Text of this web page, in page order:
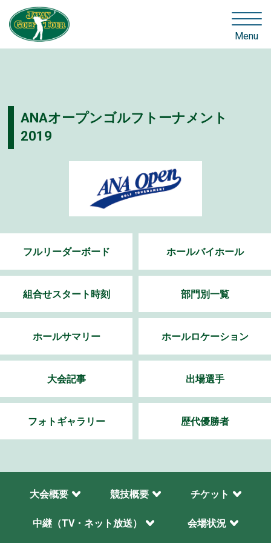
Menu
ANAオープンゴルフトーナメント
2019
フルリーダーボード ホールバイホール
組合せスタート時刻 部門別一覧
ホールサマリー ホールロケーション
大会記事 出場選手
フォトギャラリー 歴代優勝者
大会概要 競技概要 チケット
中継（TV・ネット放送） 会場状況